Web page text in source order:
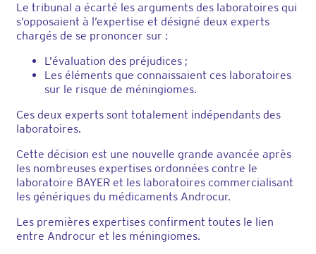
Le tribunal a écarté les arguments des laboratoires qui
s’opposaient à l’expertise et désigné deux experts
chargés de se prononcer sur :
L’évaluation des préjudices ;
Les éléments que connaissaient ces laboratoires
sur le risque de méningiomes.
Ces deux experts sont totalement indépendants des
laboratoires.
Cette décision est une nouvelle grande avancée après
les nombreuses expertises ordonnées contre le
laboratoire BAYER et les laboratoires commercialisant
les génériques du médicaments Androcur.
Les premières expertises confirment toutes le lien
entre Androcur et les méningiomes.